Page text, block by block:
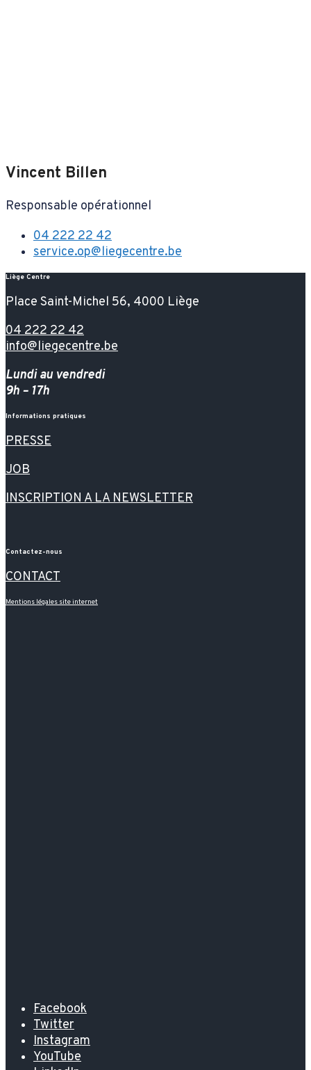
Vincent Billen
Responsable opérationnel
04 222 22 42
service.op@liegecentre.be
Liège Centre
Place Saint-Michel 56, 4000 Liège
04 222 22 42
info@liegecentre.be
Lundi au vendredi
9h – 17h
Informations pratiques
PRESSE
JOB
INSCRIPTION A LA NEWSLETTER
Contactez-nous
CONTACT
Mentions légales site internet
Facebook
Twitter
Instagram
YouTube